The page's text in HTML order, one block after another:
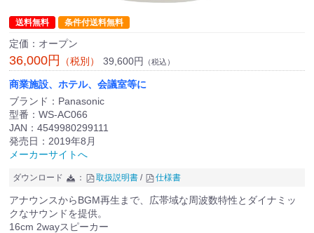
送料無料 条件付送料無料
定価：オープン
36,000円 （税別） 39,600円 （税込）
商業施設、ホテル、会議室等に
ブランド：Panasonic
型番：WS-AC066
JAN：4549980299111
発売日：2019年8月
メーカーサイトへ
ダウンロード ： 取扱説明書 / 仕様書
アナウンスからBGM再生まで、広帯域な周波数特性とダイナミッ
クなサウンドを提供。
16cm 2wayスピーカー